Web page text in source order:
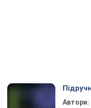
Автори: